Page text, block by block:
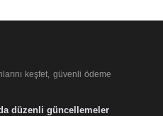
keşfet, güvenli ödeme
düzenli güncellemeler